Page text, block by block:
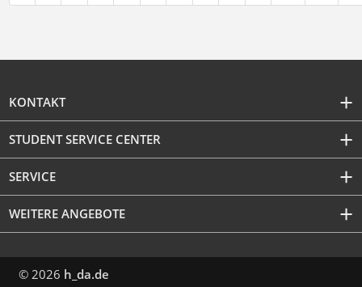
KONTAKT
STUDENT SERVICE CENTER
SERVICE
WEITERE ANGEBOTE
© 2026 h_da.de